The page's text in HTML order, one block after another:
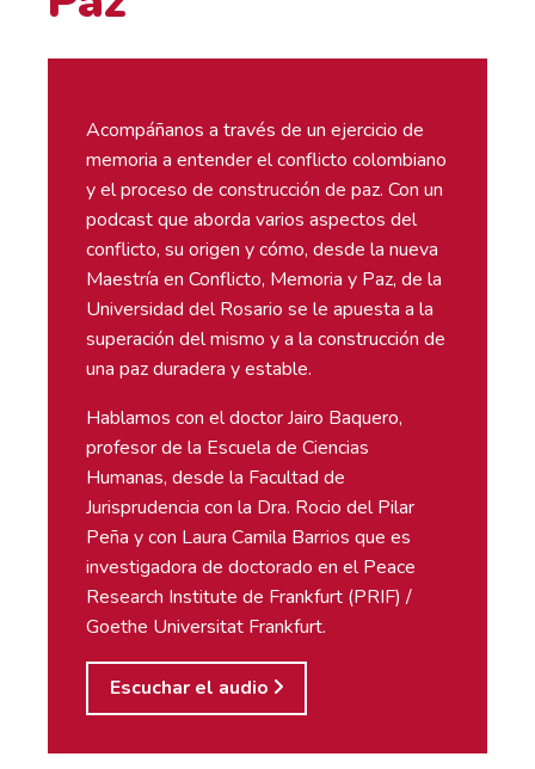
Acompáñanos a través de un ejercicio de
memoria a entender el conflicto colombiano
y el proceso de construcción de paz. Con un
podcast que aborda varios aspectos del
conflicto, su origen y cómo, desde la nueva
Maestría en Conflicto, Memoria y Paz, de la
Universidad del Rosario se le apuesta a la
superación del mismo y a la construcción de
una paz duradera y estable.
Hablamos con el doctor Jairo Baquero,
profesor de la Escuela de Ciencias
Humanas, desde la Facultad de
Jurisprudencia con la Dra. Rocio del Pilar
Peña y con Laura Camila Barrios que es
investigadora de doctorado en el Peace
Research Institute de Frankfurt (PRIF) /
Goethe Universitat Frankfurt.
Escuchar el audio